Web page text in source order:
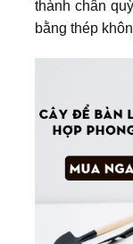
thành chân
bằng thép